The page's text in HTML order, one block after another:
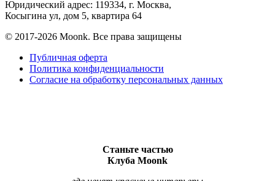
Юридический адрес: 119334, г. Москва,
Косыгина ул, дом 5, квартира 64
© 2017-2026 Moonk. Все права защищены
Публичная оферта
Политика конфиденциальности
Согласие на обработку персональных данных
Станьте частью
Клуба Moonk